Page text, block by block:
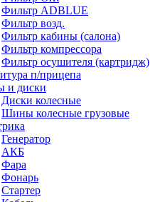
Фильтр ADBLUE
Фильтр возд.
Фильтр кабины (салона)
Фильтр компрессора
Фильтр осушителя (картридж)
п/прицепа
и диски
Диски колесные
Шины колесные грузовые
Генератор
АКБ
Фара
Фонарь
Стартер